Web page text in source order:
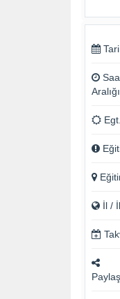
Aralığı
İl /
Paylaş